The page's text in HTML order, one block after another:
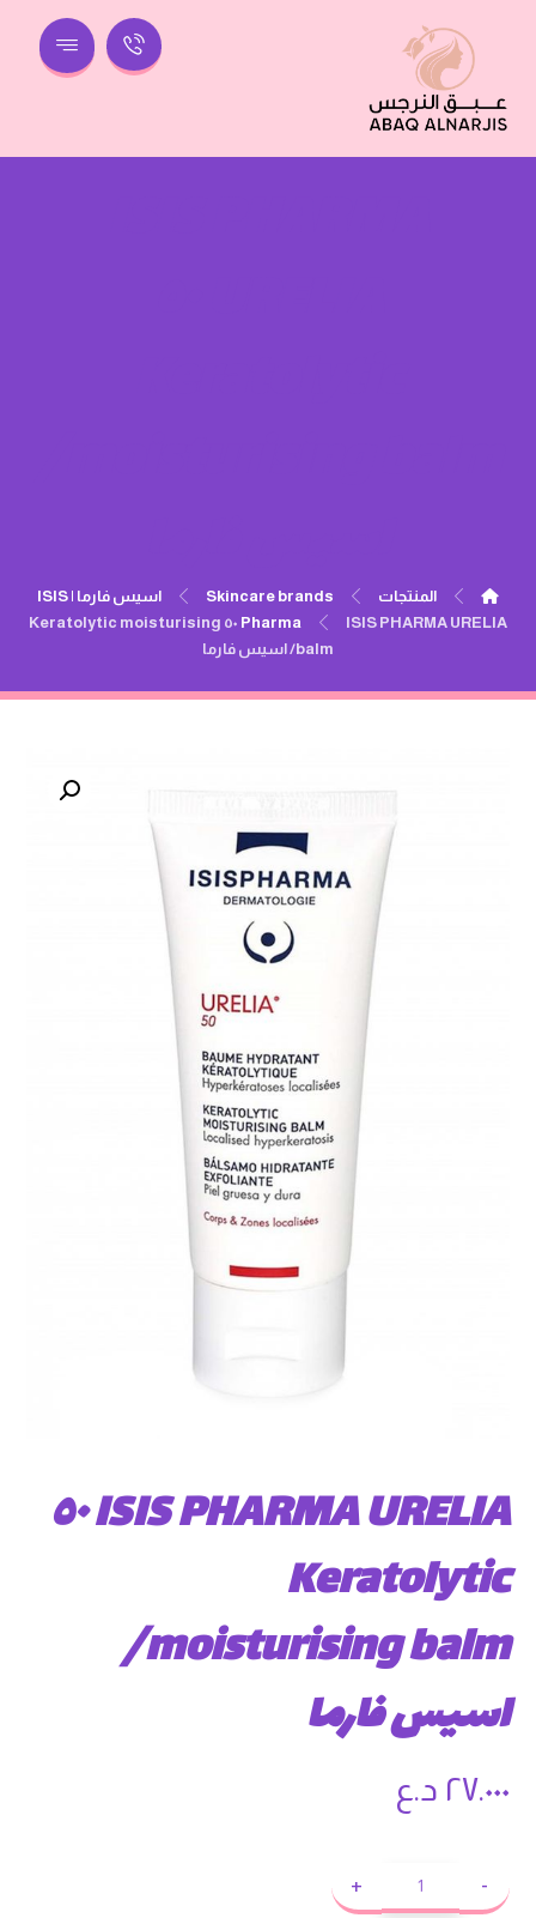
المنتجات Skincare brands
اسيس فارما | ISIS
Pharma
ISIS PHARMA URELIA ٥٠ Keratolytic moisturising
balm/ اسيس فارما
ISIS PHARMA URELIA ٥٠
Keratolytic
moisturising balm/
اسيس فارما
٢٧.٠٠٠ د.ع
-
+